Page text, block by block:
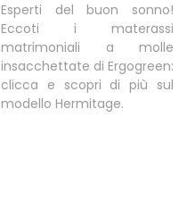
Esperti del buon sonno!
Eccoti i materassi
matrimoniali a molle
insacchettate di Ergogreen:
clicca e scopri di più sul
modello Hermitage.